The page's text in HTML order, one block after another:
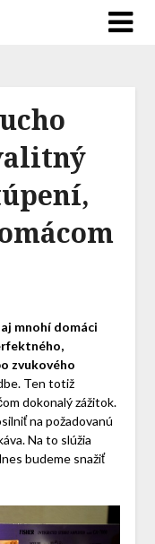
mnohí domáci
zvukového
Ten totiž
dokonalý zážitok.
na požadovanú
Na to slúžia
budeme snažiť